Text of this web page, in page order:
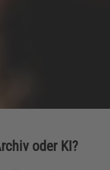
oder KI?